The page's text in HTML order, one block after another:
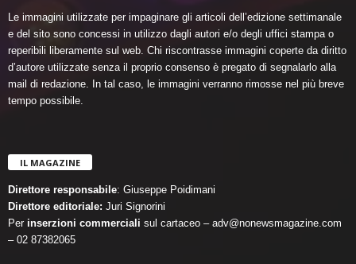
Le immagini utilizzate per impaginare gli articoli dell’edizione settimanale
e del sito sono concessi in utilizzo dagli autori e/o degli uffici stampa o
reperibili liberamente sul web. Chi riscontrasse immagini coperte da diritto
d’autore utilizzate senza il proprio consenso è pregato di segnalarlo alla
mail di redazione. In tal caso, le immagini verranno rimosse nel più breve
tempo possibile.
IL MAGAZINE
Direttore responsabile: Giuseppe Poidimani
Direttore editoriale: Juri Signorini
Per inserzioni commerciali sul cartaceo – adv@nonewsmagazine.com
– 02 87382065